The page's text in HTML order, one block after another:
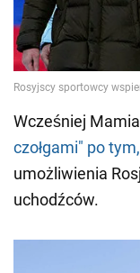
Wcześniej
czołgami" po
umożliwienia
uchodźców.